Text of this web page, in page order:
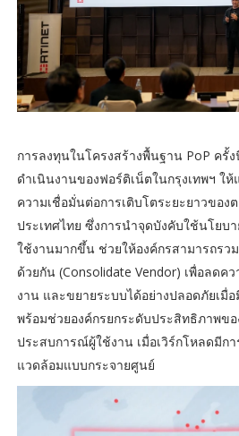
การลงทุนในโครงสร้างพื้นฐาน PoP ครั้
ดำเนินงานของฟอร์ติเน็ตในกรุงเทพฯ ใ
ความเชื่อมั่นต่อการเติบโตระยะยาวของ
ประเทศไทย ซึ่งการนำจุดบังคับใช้นโยบ
ใช้งานมากขึ้น ช่วยให้องค์กรสามารถรว
ด้วยกัน (Consolidate Vendor) เพื่อลด
งาน และขยายระบบได้อย่างปลอดภัยเมื่
พร้อมช่วยองค์กรยกระดับประสิทธิภาพข
ประสบการณ์ผู้ใช้งาน เมื่อเวิร์กโหลดมีก
แวดล้อมแบบกระจายศูนย์